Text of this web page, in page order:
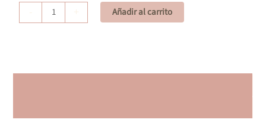
-
Producto
2
+ Añadir al carrito